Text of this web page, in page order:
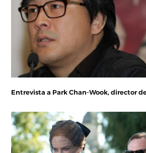
Entrevista a Park Chan-Wook, director